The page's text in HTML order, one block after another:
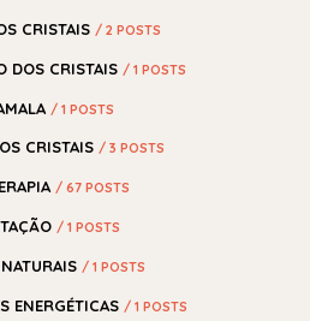
CRISTAIS / 2 POSTS
DOS CRISTAIS / 1 POSTS
/ 1 POSTS
CRISTAIS / 3 POSTS
/ 67 POSTS
/ 1 POSTS
/ 1 POSTS
ENERGÉTICAS / 1 POSTS